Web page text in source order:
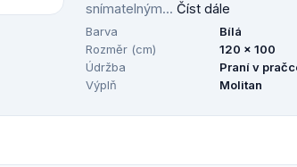
snímatelným... Číst dále
Barva
Bílá
Rozměr (cm)
120 x 100
Údržba
Praní v
Výplň
Molitan